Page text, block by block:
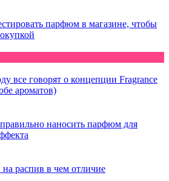
парфюм в магазине, чтобы
все говорят о концепции Fragrance
ароматов)
наносить парфюм для
распив в чем отличие